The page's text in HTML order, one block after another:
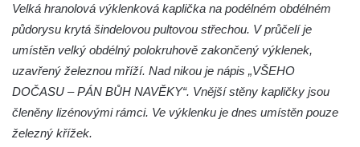
Kostel svatého Václava ve Velešíně
Poutní areál Římov
Kostel svatého Ducha v poutním areálu
Římov
Křížová cesta Římov – XXV. kaple – Boží
hrob
Velká hranolová výklenková kaplička na podélném obdélném
půdorysu krytá šindelovou pultovou střechou. V průčelí je
umístěn velký obdélný polokruhově zakončený výklenek,
uzavřený železnou mříží. Nad nikou je nápis „VŠEHO
DOČASU – PÁN BŮH NAVĚKY“. Vnější stěny kapličky jsou
členěny lizénovými rámci. Ve výklenku je dnes umístěn pouze
železný křížek.